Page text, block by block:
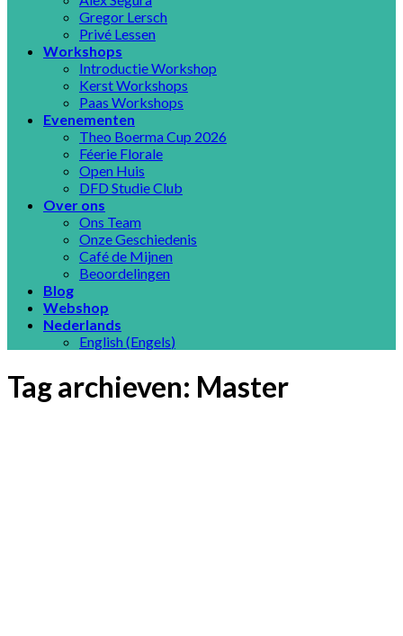
Gregor Lersch
Privé Lessen
Workshops
Introductie Workshop
Kerst Workshops
Paas Workshops
Evenementen
Theo Boerma Cup 2026
Féerie Florale
Open Huis
DFD Studie Club
Over ons
Ons Team
Onze Geschiedenis
Café de Mijnen
Beoordelingen
Blog
Webshop
Nederlands
English(Engels)
Tag archieven: Master